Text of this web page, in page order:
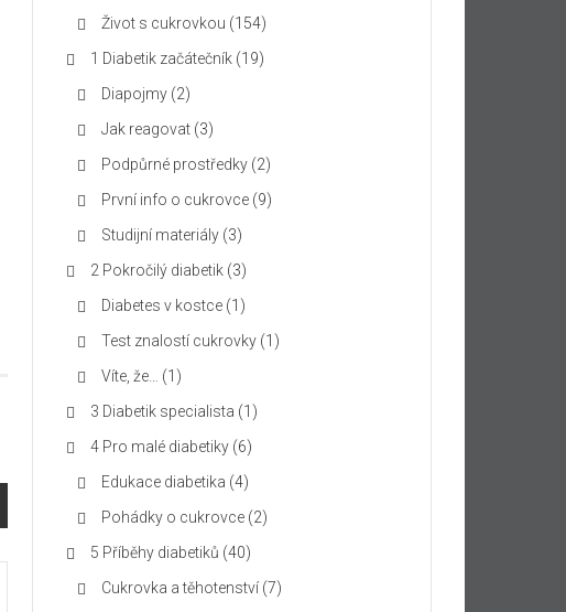
Život s cukrovkou (154)
1 Diabetik začátečník (19)
Diapojmy (2)
Jak reagovat (3)
Podpůrné prostředky (2)
První info o cukrovce (9)
Studijní materiály (3)
2 Pokročilý diabetik (3)
Diabetes v kostce (1)
Test znalostí cukrovky (1)
Víte, že…
(1)
3 Diabetik specialista (1)
4 Pro malé diabetiky (6)
Edukace diabetika (4)
Pohádky o cukrovce (2)
5 Příběhy diabetiků (40)
Cukrovka a těhotenství (7)